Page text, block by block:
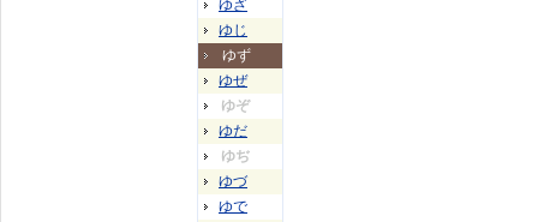
ゆざ
ゆじ
ゆず
ゆぜ
ゆぞ
ゆだ
ゆぢ
ゆづ
ゆで